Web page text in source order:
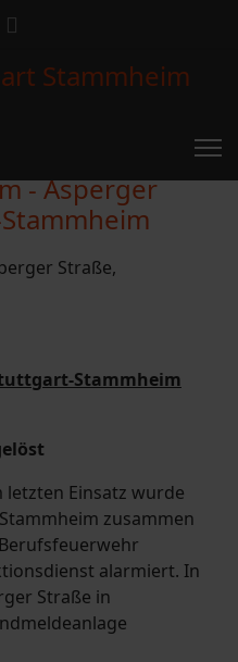
- Asperger
Stammheim
letzten Einsatz wurde
zusammen
alarmiert. In
Straße in